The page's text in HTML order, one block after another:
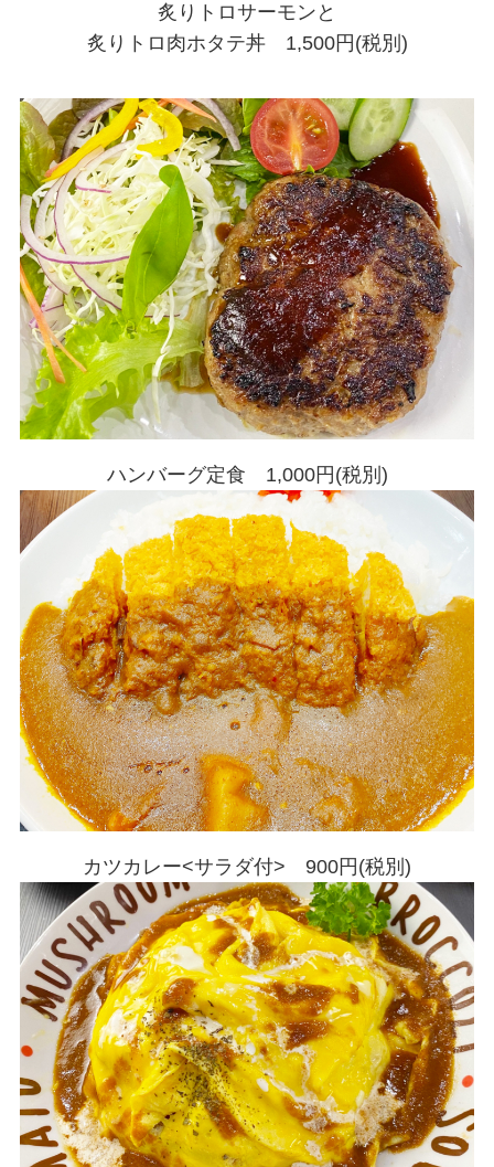
炙りトロサーモンと
炙りトロ肉ホタテ丼 1,500円(税別)
ハンバーグ定食 1,000円(税別)
カツカレー<サラダ付> 900円(税別)